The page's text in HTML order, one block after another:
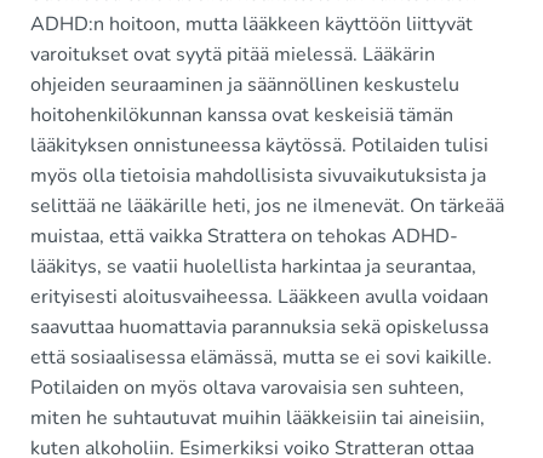
ADHD:n hoitoon, mutta lääkkeen käyttöön liittyvät
varoitukset ovat syytä pitää mielessä. Lääkärin
ohjeiden seuraaminen ja säännöllinen keskustelu
hoitohenkilökunnan kanssa ovat keskeisiä tämän
lääkityksen onnistuneessa käytössä. Potilaiden tulisi
myös olla tietoisia mahdollisista sivuvaikutuksista ja
selittää ne lääkärille heti, jos ne ilmenevät. On tärkeää
muistaa, että vaikka Strattera on tehokas ADHD-
lääkitys, se vaatii huolellista harkintaa ja seurantaa,
erityisesti aloitusvaiheessa. Lääkkeen avulla voidaan
saavuttaa huomattavia parannuksia sekä opiskelussa
että sosiaalisessa elämässä, mutta se ei sovi kaikille.
Potilaiden on myös oltava varovaisia sen suhteen,
miten he suhtautuvat muihin lääkkeisiin tai aineisiin,
kuten alkoholiin. Esimerkiksi voiko Stratteran ottaa